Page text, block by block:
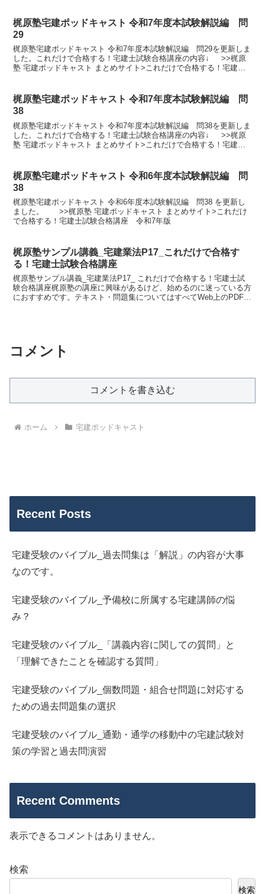
梶原塾宅建ポッドキャスト 令和7年度本試験解説編 問
29
梶原塾宅建ポッドキャスト 令和7年度本試験解説編 問29を更新しま
した。これだけで合格する！宅建士試験合格講座の内容↓ >>梶原
塾 宅建ポッドキャスト まとめサイト>これだけで合格する！宅建士
梶原塾宅建ポッドキャスト 令和7年度本試験解説編 問
38
梶原塾宅建ポッドキャスト 令和7年度本試験解説編 問38を更新しま
した。これだけで合格する！宅建士試験合格講座の内容↓ >>梶原
塾 宅建ポッドキャスト まとめサイト>これだけで合格する！宅建士
梶原塾宅建ポッドキャスト 令和6年度本試験解説編 問
38
梶原塾宅建ポッドキャスト 令和6年度本試験解説編 問38 を更新し
ました。 >>梶原塾 宅建ポッドキャスト まとめサイト>これだけ
で合格する！宅建士試験合格講座 令和7年版
梶原塾サンプル講義_宅建業法P17_これだけで合格す
る！宅建士試験合格講座
梶原塾サンプル講義_宅建業法P17_ これだけで合格する！宅建士試
験合格講座梶原塾の講座に興味があるけど、始めるのに迷っている方
におすすめです。テキスト・問題集についてはすべてWeb上のPDFを
コメント
コメントを書き込む
ホーム 宅建ポッドキャスト
Recent Posts
宅建受験のバイブル_過去問集は「解説」の内容が大事
なのです。
宅建受験のバイブル_予備校に所属する宅建講師の悩
み？
宅建受験のバイブル_「講義内容に関しての質問」と
「理解できたことを確認する質問」
宅建受験のバイブル_個数問題・組合せ問題に対応する
ための過去問題集の選択
宅建受験のバイブル_通勤・通学の移動中の宅建試験対
策の学習と過去問演習
Recent Comments
表示できるコメントはありません。
検索
検索